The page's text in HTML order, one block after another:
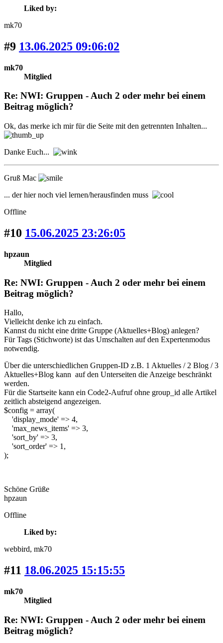
Liked by:
mk70
#9 13.06.2025 09:06:02
mk70
Mitglied
Re: NWI: Gruppen - Auch 2 oder mehr bei einem
Beitrag möglich?
Ok, das merke ich mir für die Seite mit den getrennten Inhalten...
Danke Euch...
Gruß Mac
... der hier noch viel lernen/herausfinden muss
Offline
#10 15.06.2025 23:26:05
hpzaun
Mitglied
Re: NWI: Gruppen - Auch 2 oder mehr bei einem
Beitrag möglich?
Hallo,
Vielleicht denke ich zu einfach.
Kannst du nicht eine dritte Gruppe (Aktuelles+Blog) anlegen?
Für Tags (Stichworte) ist das Umschalten auf den Expertenmodus
notwendig.
Über die unterschiedlichen Gruppen-ID z.B. 1 Aktuelles / 2 Blog / 3
Aktuelles+Blog kann auf den Unterseiten die Anzeige beschränkt
werden.
Für die Startseite kann ein Code2-Aufruf ohne group_id alle Artikel
zeitlich absteigend angezeigen.
$config = array(
'display_mode' => 4,
'max_news_items' => 3,
'sort_by' => 3,
'sort_order' => 1,
);
Schöne Grüße
hpzaun
Offline
Liked by:
webbird, mk70
#11 18.06.2025 15:15:55
mk70
Mitglied
Re: NWI: Gruppen - Auch 2 oder mehr bei einem
Beitrag möglich?